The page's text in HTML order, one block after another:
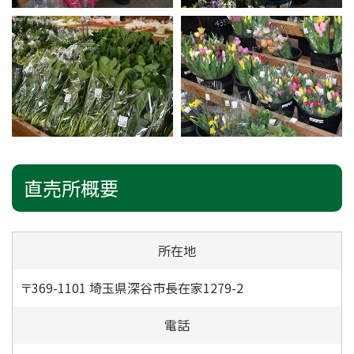
直売所概要
所在地
〒369-1101 埼玉県深谷市長在家1279-2
電話